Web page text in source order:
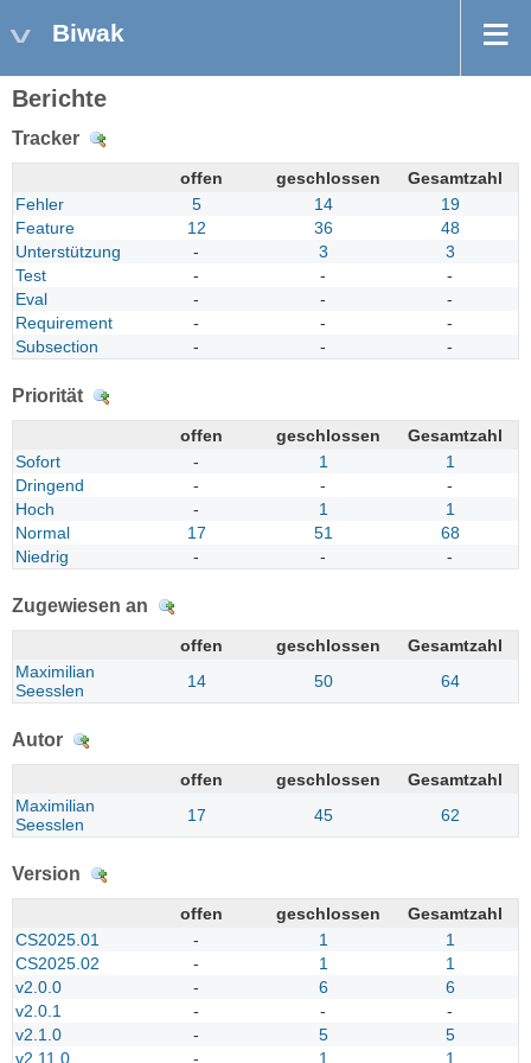
Biwak
Berichte
Tracker
offen geschlossen
Gesamtzahl
Fehler
5 14
19
Feature
12 36
48
Unterstützung
- 3
3
Test
- -
-
Eval
- -
-
Requirement
- -
-
Subsection
- - -
Priorität
offen geschlossen
Gesamtzahl
Sofort
- 1
1
Dringend
- -
-
Hoch
- 1
1
Normal
17 51
68
Niedrig
- - -
Zugewiesen an
offen geschlossen
Gesamtzahl
Maximilian
Seesslen
14 50 64
Autor
offen geschlossen
Gesamtzahl
Maximilian
Seesslen
17 45 62
Version
offen geschlossen
Gesamtzahl
CS2025.01
- 1
1
CS2025.02
- 1
1
v2.0.0
- 6
6
v2.0.1
- -
-
v2.1.0
- 5
5
v2.11.0
- 1 1